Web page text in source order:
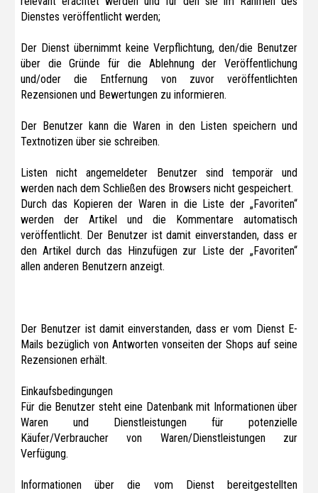
Dienstes veröffentlicht werden;
Der Dienst übernimmt keine Verpflichtung, den/die Benutzer
über die Gründe für die Ablehnung der Veröffentlichung
und/oder die Entfernung von zuvor veröffentlichten
Rezensionen und Bewertungen zu informieren.
Der Benutzer kann die Waren in den Listen speichern und
Textnotizen über sie schreiben.
Listen nicht angemeldeter Benutzer sind temporär und
werden nach dem Schließen des Browsers nicht gespeichert.
Durch das Kopieren der Waren in die Liste der „Favoriten“
werden der Artikel und die Kommentare automatisch
veröffentlicht. Der Benutzer ist damit einverstanden, dass er
den Artikel durch das Hinzufügen zur Liste der „Favoriten“
allen anderen Benutzern anzeigt.
Der Benutzer ist damit einverstanden, dass er vom Dienst E-
Mails bezüglich von Antworten vonseiten der Shops auf seine
Rezensionen erhält.
Einkaufsbedingungen
Für die Benutzer steht eine Datenbank mit Informationen über
Waren und Dienstleistungen für potenzielle
Käufer/Verbraucher von Waren/Dienstleistungen zur
Verfügung.
Informationen über die vom Dienst bereitgestellten